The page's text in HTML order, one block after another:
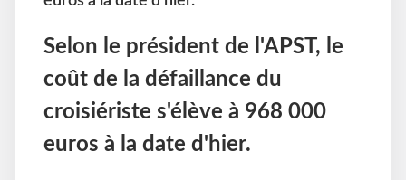
Selon le président de l'APST, le
coût de la défaillance du
croisiériste s'élève à 968 000
euros à la date d'hier.